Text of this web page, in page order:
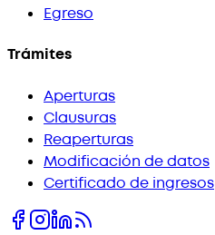
Egreso
Trámites
Aperturas
Clausuras
Reaperturas
Modificación de datos
Certificado de ingresos